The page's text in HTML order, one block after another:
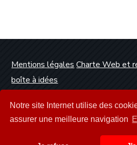
Notre site Internet utilise des
assurer une meilleure navigation
Mentions légales Charte Web et
boîte à idées
Dunkerque